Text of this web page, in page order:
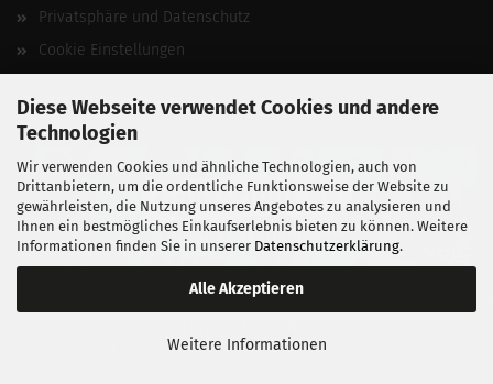
Diese Webseite verwendet Cookies und andere
Technologien
Wir verwenden Cookies und ähnliche Technologien, auch von
Drittanbietern, um die ordentliche Funktionsweise der Website zu
gewährleisten, die Nutzung unseres Angebotes zu analysieren und
Ihnen ein bestmögliches Einkaufserlebnis bieten zu können. Weitere
Informationen finden Sie in unserer Datenschutzerklärung.
Alle Akzeptieren
Weitere Informationen
Privatsphäre und Datenschutz
Cookie Einstellungen
Vertrag widerrufen
Entwickelt vonfabian heinz webdesign